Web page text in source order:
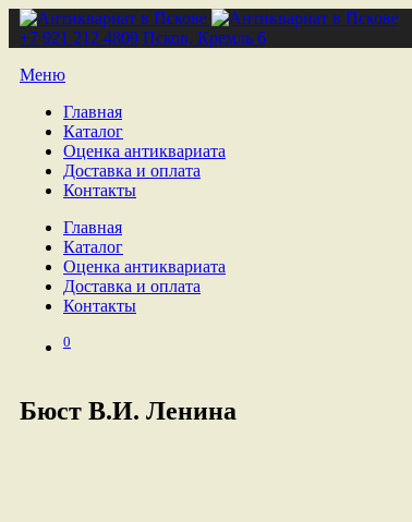
+7 921 212 4809 Псков, Кремль 6
Меню
Главная
Каталог
Оценка антиквариата
Доставка и оплата
Контакты
Главная
Каталог
Оценка антиквариата
Доставка и оплата
Контакты
0
Бюст В.И. Ленина